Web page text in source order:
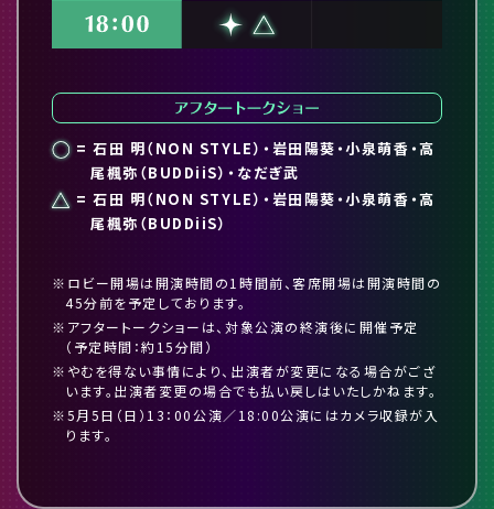
= 石田 明（NON STYLE）・岩田陽葵・小泉萌香・高
尾楓弥（BUDDiiS）・なだぎ武
= 石田 明（NON STYLE）・岩田陽葵・小泉萌香・高
尾楓弥（BUDDiiS）
※ロビー開場は開演時間の1時間前、客席開場は開演時間の
45分前を予定しております。
※アフタートークショーは、対象公演の終演後に開催予定
（予定時間：約15分間）
※やむを得ない事情により、出演者が変更になる場合がござ
います。出演者変更の場合でも払い戻しはいたしかねます。
※5月5日（日）13：00公演／18:00公演にはカメラ収録が入
ります。